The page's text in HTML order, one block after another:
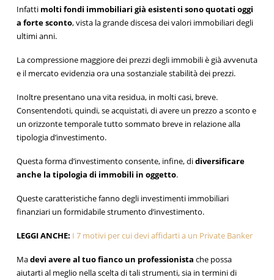
Infatti molti fondi immobiliari già esistenti sono quotati oggi
a forte sconto, vista la grande discesa dei valori immobiliari degli
ultimi anni.
La compressione maggiore dei prezzi degli immobili è già avvenuta
e il mercato evidenzia ora una sostanziale stabilità dei prezzi.
Inoltre presentano una vita residua, in molti casi, breve.
Consentendoti, quindi, se acquistati, di avere un prezzo a sconto e
un orizzonte temporale tutto sommato breve in relazione alla
tipologia d’investimento.
Questa forma d’investimento consente, infine, didiversificare
anche la tipologia di immobili in oggetto.
Queste caratteristiche fanno degli investimenti immobiliari
finanziari un formidabile strumento d’investimento.
LEGGI ANCHE: I 7 motivi per cui devi affidarti a un Private Banker
Madevi avere al tuo fianco un professionista che possa
aiutarti al meglio nella scelta di tali strumenti, sia in termini di